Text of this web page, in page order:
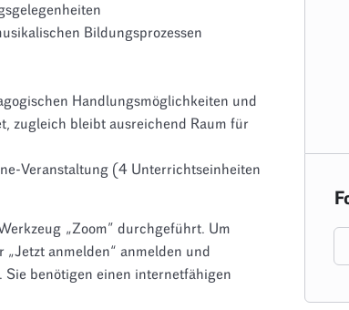
Bildungsprozessen
Handlungsmöglichkeiten und
zugleich bleibt ausreichend Raum für
Veranstaltung (4 Unterrichtseinheiten
„Zoom” durchgeführt. Um
anmelden“ anmelden und
benötigen einen internetfähigen